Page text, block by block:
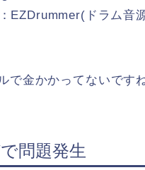
EZDrummer(ドラム音
で金かかってないですね
問題発生